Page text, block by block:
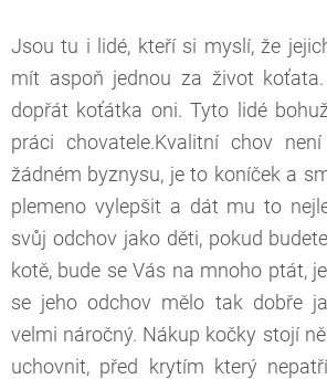
Jsou tu i lidé, kteří si myslí, že
mít aspoň jednou za život
dopřát koťátka oni. Tyto lidé
práci chovatele.Kvalitní chov
žádném byznysu, je to koníček a
plemeno vylepšit a dát mu to
svůj odchov jako děti, pokud
kotě, bude se Vás na mnoho ptát,
se jeho odchov mělo tak dobře
velmi náročný. Nákup kočky stojí
uchovnit, před krytím který